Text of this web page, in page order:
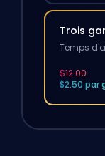
Trois
Temps
$12.00
$2.50 par